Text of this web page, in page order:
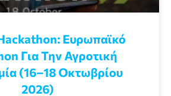
Eυρωπαϊκό
Για Την Αγροτική
(16–18 Οκτωβρίου
2026)